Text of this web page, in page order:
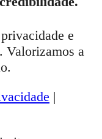
e
Valorizamos a
|